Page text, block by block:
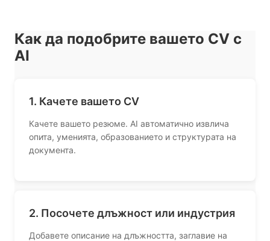
Как да подобрите вашето CV с
AI
1. Качете вашето CV
Качете вашето резюме. AI автоматично извлича
опита, уменията, образованието и структурата на
документа.
2. Посочете длъжност или индустрия
Добавете описание на длъжността, заглавие на